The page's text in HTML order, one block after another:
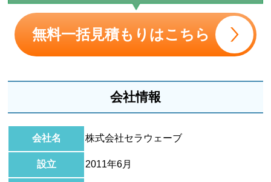
無料一括見積もりはこちら
会社情報
会社名 株式会社セラウェーブ
設立 2011年6月